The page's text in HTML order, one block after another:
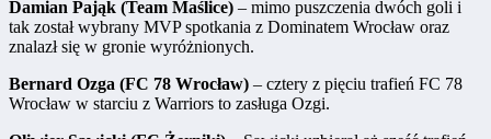
Damian Pająk (Team Maślice) – mimo puszczenia dwóch goli i
tak został wybrany MVP spotkania z Dominatem Wrocław oraz
znalazł się w gronie wyróżnionych.
Bernard Ozga (FC 78 Wrocław) – cztery z pięciu trafień FC 78
Wrocław w starciu z Warriors to zasługa Ozgi.